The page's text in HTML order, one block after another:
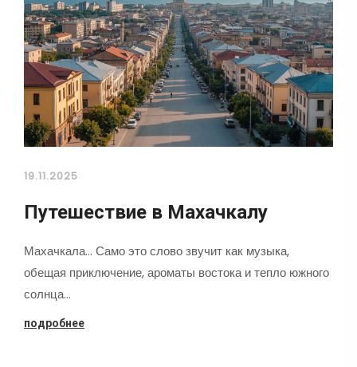
19.11.2025
Путешествие в Махачкалу
Махачкала... Само это слово звучит как музыка,
обещая приключение, ароматы востока и тепло южного
солнца…
подробнее